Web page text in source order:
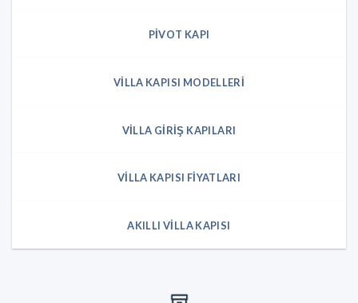
PIVOT KAPI
VILLA KAPISI MODELLERI
VILLA GIRIŞ KAPILARI
VILLA KAPISI FIYATLARI
AKILLI VILLA KAPISI